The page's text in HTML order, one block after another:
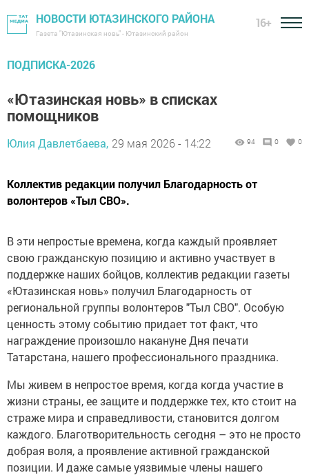
НОВОСТИ ЮТАЗИНСКОГО РАЙОНА
Газета "Ютазинская новь" - Ютазинский район
16+
ПОДПИСКА-2026
«Ютазинская новь» в списках
помощников
Юлия Давлетбаева, 29 мая 2026 - 14:22 94 0 0
Коллектив редакции получил Благодарность от
волонтеров «Тыл СВО».
В эти непростые времена, когда каждый проявляет
свою гражданскую позицию и активно участвует в
поддержке наших бойцов, коллектив редакции газеты
«Ютазинская новь» получил Благодарность от
региональной группы волонтеров "Тыл СВО". Особую
ценность этому событию придает тот факт, что
награждение произошло накануне Дня печати
Татарстана, нашего профессионального праздника.
Мы живем в непростое время, когда когда участие в
жизни страны, ее защите и поддержке тех, кто стоит на
страже мира и справедливости, становится долгом
каждого. Благотворительность сегодня – это не просто
добрая воля, а проявление активной гражданской
позиции. И даже самые уязвимые члены нашего